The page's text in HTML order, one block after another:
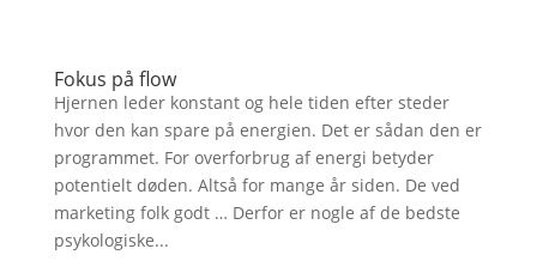
Fokus på flow
Hjernen leder konstant og hele tiden efter steder
hvor den kan spare på energien. Det er sådan den er
programmet. For overforbrug af energi betyder
potentielt døden. Altså for mange år siden. De ved
marketing folk godt … Derfor er nogle af de bedste
psykologiske...